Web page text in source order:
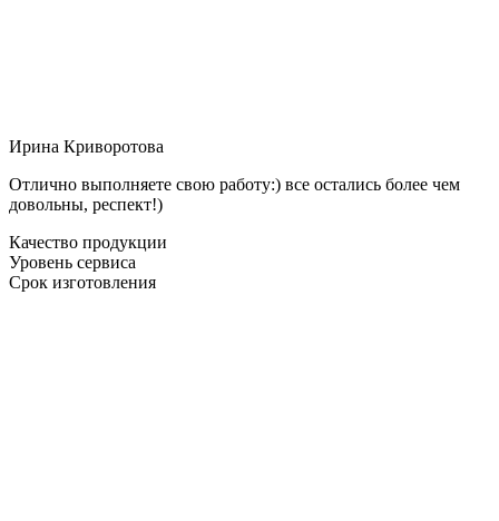
Ирина Криворотова
Отлично выполняете свою работу:) все остались более чем
довольны, респект!)
Качество продукции
Уровень сервиса
Срок изготовления